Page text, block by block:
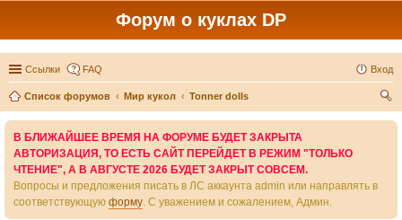
Форум о куклах DP
Ссылки FAQ Вход
Список форумов Мир кукол
Tonner dolls
В БЛИЖАЙШЕЕ ВРЕМЯ НА ФОРУМЕ БУДЕТ ЗАКРЫТА
АВТОРИЗАЦИЯ, ТО ЕСТЬ САЙТ ПЕРЕЙДЕТ В РЕЖИМ "ТОЛЬКО
ЧТЕНИЕ", А В АВГУСТЕ 2026 БУДЕТ ЗАКРЫТ СОВСЕМ.
Вопросы и предложения писать в ЛС аккаунта admin или направлять в
соответствующую форму. С уважением и сожалением, Админ.